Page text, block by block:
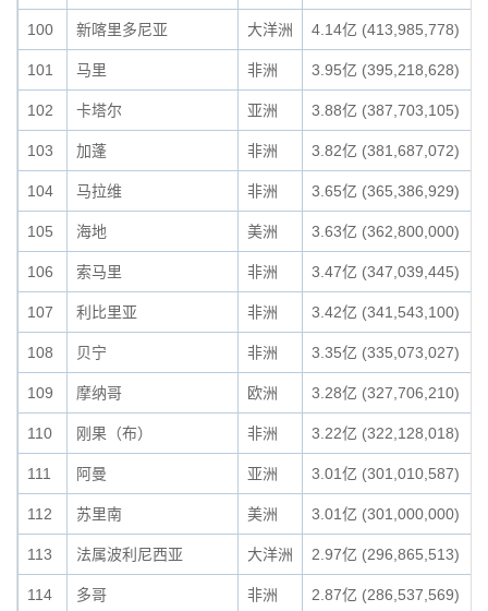
100 新喀里多尼亚 大洋洲 4.14亿 (413,985,778)
101 马里 非洲 3.95亿 (395,218,628)
102 卡塔尔 亚洲 3.88亿 (387,703,105)
103 加蓬 非洲 3.82亿 (381,687,072)
104 马拉维 非洲 3.65亿 (365,386,929)
105 海地 美洲 3.63亿 (362,800,000)
106 索马里 非洲 3.47亿 (347,039,445)
107 利比里亚 非洲 3.42亿 (341,543,100)
108 贝宁 非洲 3.35亿 (335,073,027)
109 摩纳哥 欧洲 3.28亿 (327,706,210)
110 刚果（布） 非洲 3.22亿 (322,128,018)
111 阿曼 亚洲 3.01亿 (301,010,587)
112 苏里南 美洲 3.01亿 (301,000,000)
113 法属波利尼西亚 大洋洲 2.97亿 (296,865,513)
114 多哥 非洲 2.87亿 (286,537,569)